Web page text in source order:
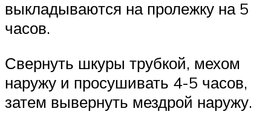
выкладываются на пролежку на 5
часов.
Свернуть шкуры трубкой, мехом
наружу и просушивать 4-5 часов,
затем вывернуть мездрой наружу.